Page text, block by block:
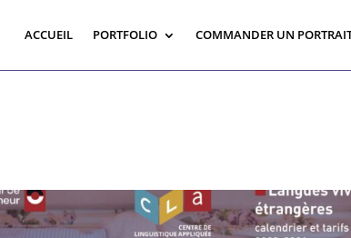
ACCUEIL PORTFOLIO COMMANDER UN